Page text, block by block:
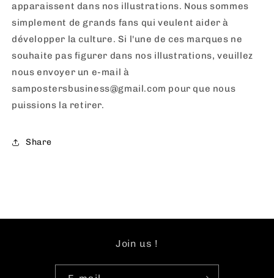
apparaissent dans nos illustrations. Nous sommes
simplement de grands fans qui veulent aider à
développer la culture. Si l'une de ces marques ne
souhaite pas figurer dans nos illustrations, veuillez
nous envoyer un e-mail à
sampostersbusiness@gmail.com pour que nous
puissions la retirer.
Share
Join us !